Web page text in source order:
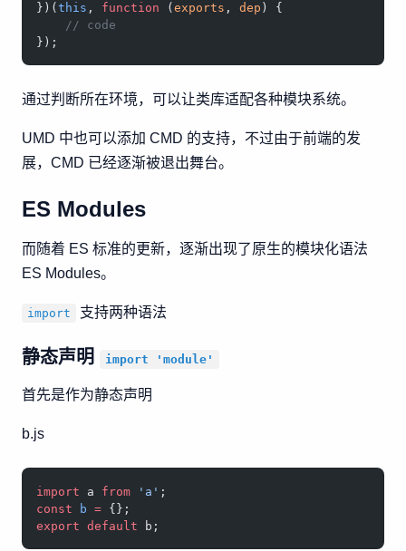
})(this , function (exports , dep ) {
    // code
});
通过判断所在环境，可以让类库适配各种模块系统。
UMD 中也可以添加 CMD 的支持，不过由于前端的发
展，CMD 已经逐渐被退出舞台。
ES Modules
而随着 ES 标准的更新，逐渐出现了原生的模块化语法
ES Modules。
import 支持两种语法
静态声明 import 'module'
首先是作为静态声明
b.js
import a from 'a' ;
const b = {};
export default b;